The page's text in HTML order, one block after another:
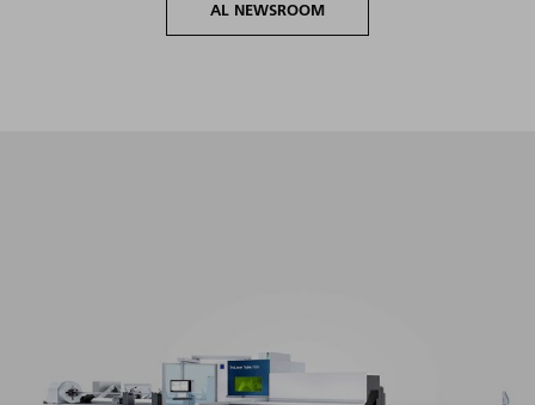
AL NEWSROOM